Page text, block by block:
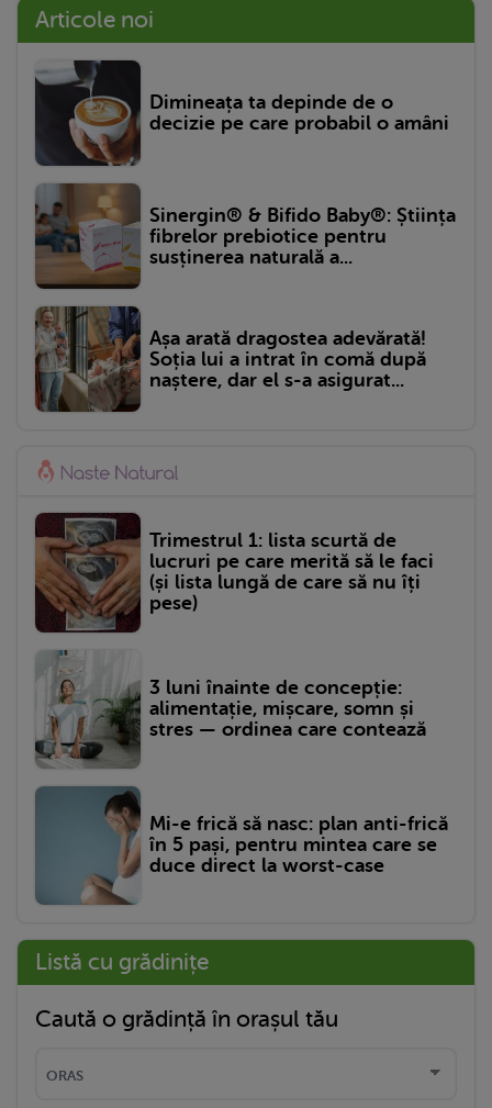
Articole noi
Dimineața ta depinde de o
decizie pe care probabil o amâni
Sinergin® & Bifido Baby®: Știința
fibrelor prebiotice pentru
susținerea naturală a...
Așa arată dragostea adevărată!
Soția lui a intrat în comă după
naștere, dar el s-a asigurat...
Trimestrul 1: lista scurtă de
lucruri pe care merită să le faci
(și lista lungă de care să nu îți
pese)
3 luni înainte de concepție:
alimentație, mișcare, somn și
stres — ordinea care contează
Mi-e frică să nasc: plan anti-frică
în 5 pași, pentru mintea care se
duce direct la worst-case
Listă cu grădinițe
Caută o grădință în orașul tău